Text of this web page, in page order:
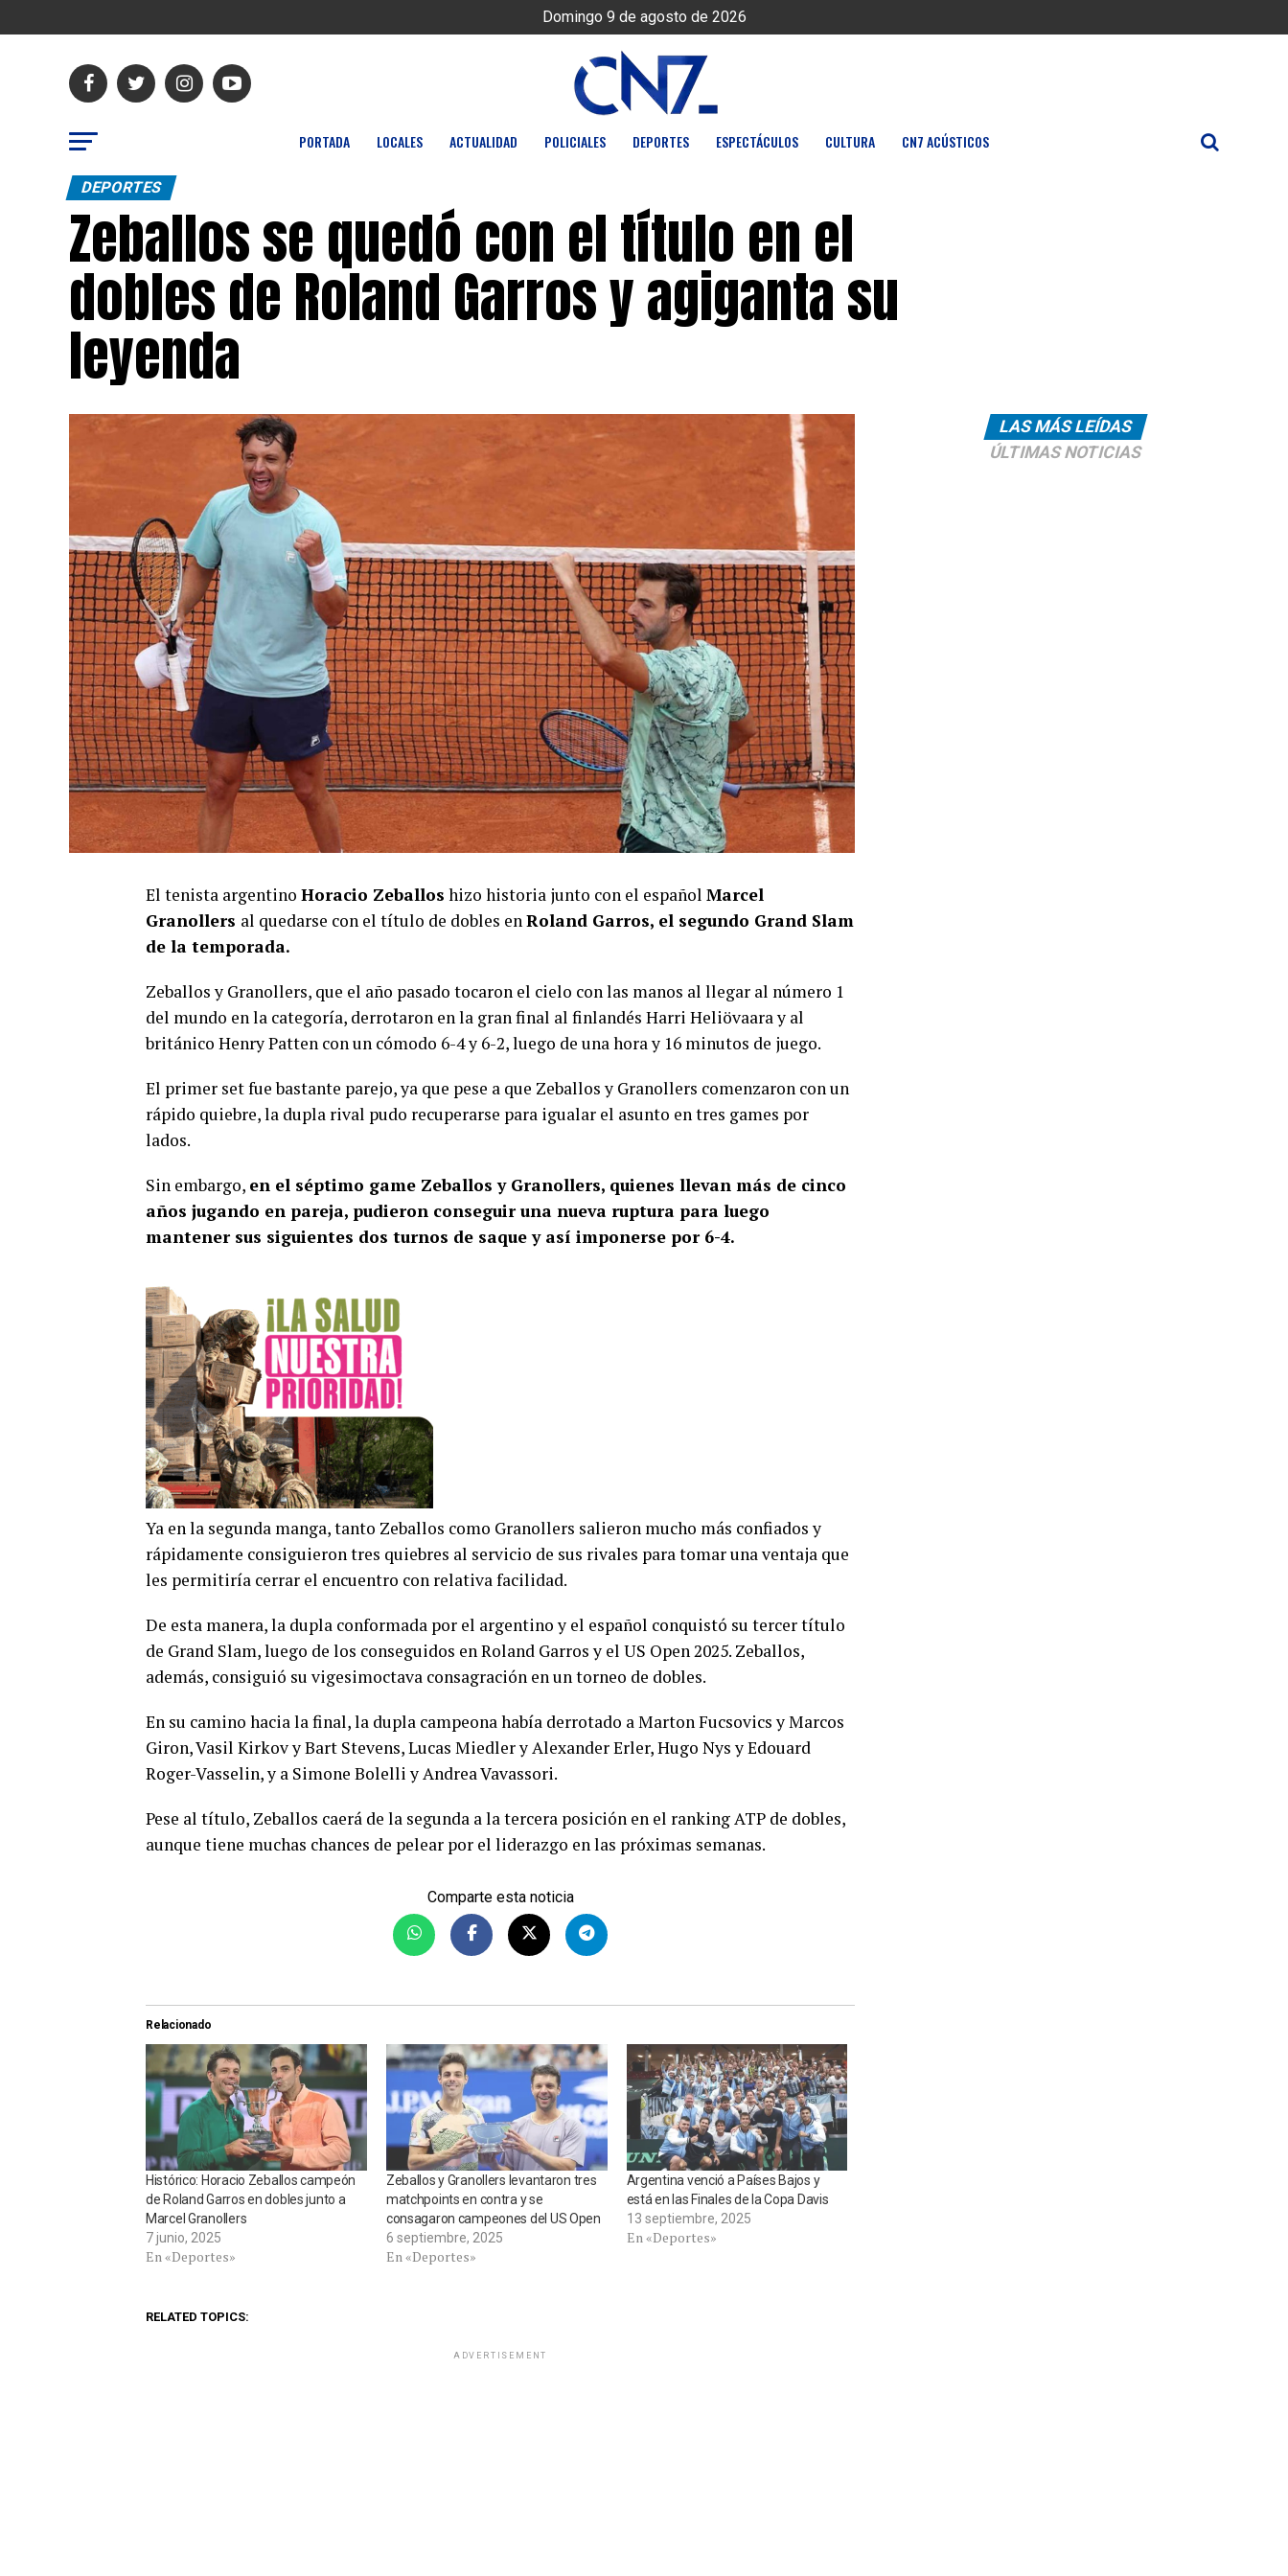
Domingo 9 de agosto de 2026
PORTADA LOCALES ACTUALIDAD POLICIALES DEPORTES ESPECTÁCULOS CULTURA CN7 ACÚSTICOS
DEPORTES
Zeballos se quedó con el título en el
dobles de Roland Garros y agiganta su
leyenda
El tenista argentino Horacio Zeballos hizo historia junto con el español Marcel
Granollers al quedarse con el título de dobles enRoland Garros, el segundo Grand Slam
de la temporada.
Zeballos y Granollers, que el año pasado tocaron el cielo con las manos al llegar al número 1
del mundo en la categoría, derrotaron en la gran final al finlandés Harri Heliövaara y al
británico Henry Patten con un cómodo 6-4 y 6-2, luego de una hora y 16 minutos de juego.
El primer set fue bastante parejo, ya que pese a que Zeballos y Granollers comenzaron con un
rápido quiebre, la dupla rival pudo recuperarse para igualar el asunto en tres games por
lados.
Sin embargo, en el séptimo game Zeballos y Granollers, quienes llevan más de cinco
años jugando en pareja, pudieron conseguir una nueva ruptura para luego
mantener sus siguientes dos turnos de saque y así imponerse por 6-4.
Ya en la segunda manga, tanto Zeballos como Granollers salieron mucho más confiados y
rápidamente consiguieron tres quiebres al servicio de sus rivales para tomar una ventaja que
les permitiría cerrar el encuentro con relativa facilidad.
De esta manera, la dupla conformada por el argentino y el español conquistó su tercer título
de Grand Slam, luego de los conseguidos en Roland Garros y el US Open 2025. Zeballos,
además, consiguió su vigesimoctava consagración en un torneo de dobles.
En su camino hacia la final, la dupla campeona había derrotado a Marton Fucsovics y Marcos
Giron, Vasil Kirkov y Bart Stevens, Lucas Miedler y Alexander Erler, Hugo Nys y Edouard
Roger-Vasselin, y a Simone Bolelli y Andrea Vavassori.
Pese al título, Zeballos caerá de la segunda a la tercera posición en el ranking ATP de dobles,
aunque tiene muchas chances de pelear por el liderazgo en las próximas semanas.
Comparte esta noticia
Relacionado
Histórico: Horacio Zeballos campeón
de Roland Garros en dobles junto a
Marcel Granollers
7 junio, 2025
En «Deportes»
Zeballos y Granollers levantaron tres
matchpoints en contra y se
consagaron campeones del US Open
6 septiembre, 2025
En «Deportes»
Argentina venció a Países Bajos y
está en las Finales de la Copa Davis
13 septiembre, 2025
En «Deportes»
RELATED TOPICS:
ADVERTISEMENT
LAS MÁS LEÍDAS
ÚLTIMAS NOTICIAS